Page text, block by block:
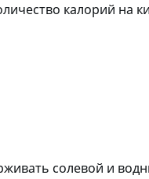
калорий на
солевой и